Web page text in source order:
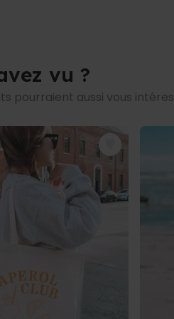
vu ?
pourraient aussi vous